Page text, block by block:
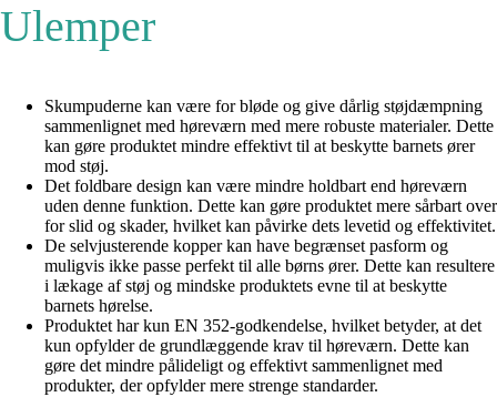
Ulemper
Skumpuderne kan være for bløde og give dårlig støjdæmpning
sammenlignet med høreværn med mere robuste materialer. Dette
kan gøre produktet mindre effektivt til at beskytte barnets ører
mod støj.
Det foldbare design kan være mindre holdbart end høreværn
uden denne funktion. Dette kan gøre produktet mere sårbart over
for slid og skader, hvilket kan påvirke dets levetid og effektivitet.
De selvjusterende kopper kan have begrænset pasform og
muligvis ikke passe perfekt til alle børns ører. Dette kan resultere
i lækage af støj og mindske produktets evne til at beskytte
barnets hørelse.
Produktet har kun EN 352-godkendelse, hvilket betyder, at det
kun opfylder de grundlæggende krav til høreværn. Dette kan
gøre det mindre pålideligt og effektivt sammenlignet med
produkter, der opfylder mere strenge standarder.